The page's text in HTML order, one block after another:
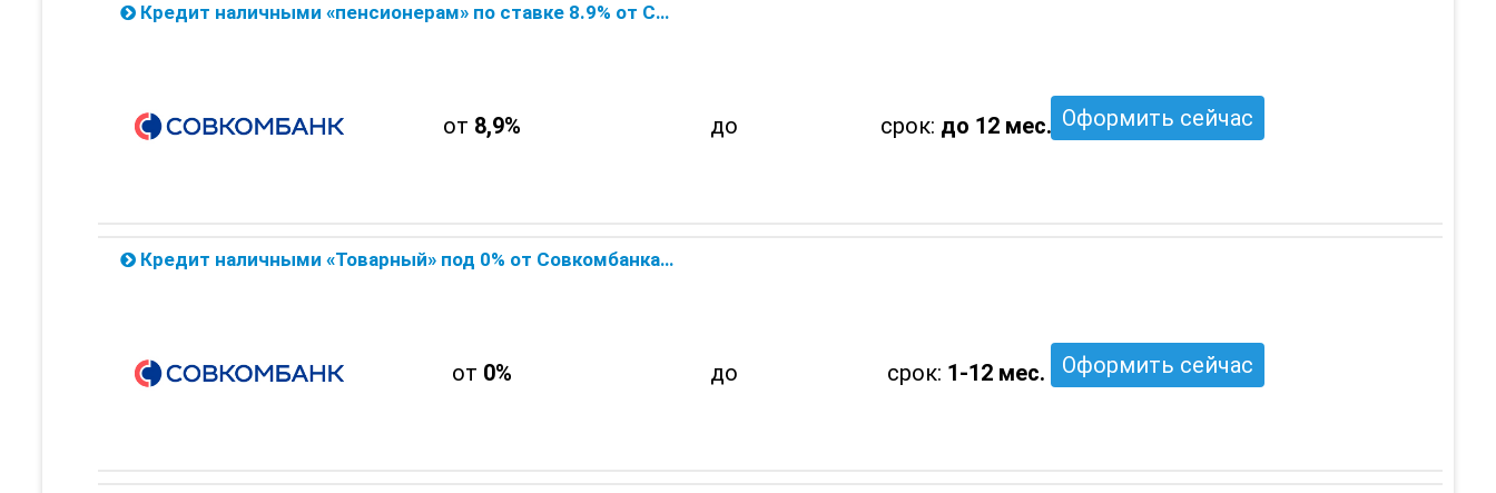
Кредит наличными «пенсионерам» по ставке 8.9% от Совкомбанка — онлайн заявка
от 8,9% до срок: до 12 мес. Оформить сейчас
Кредит наличными «Товарный» под 0% от Совкомбанка — онлайн заявка
от 0% до срок: 1-12 мес. Оформить сейчас